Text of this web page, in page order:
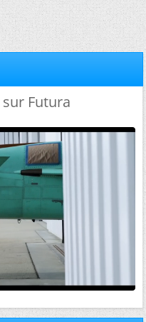
Futura